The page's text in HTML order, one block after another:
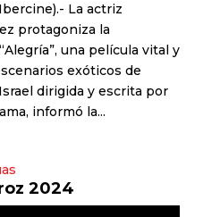
La actriz
protagoniza la
una película vital y
exóticos de
dirigida y escrita por
informó la...
2024